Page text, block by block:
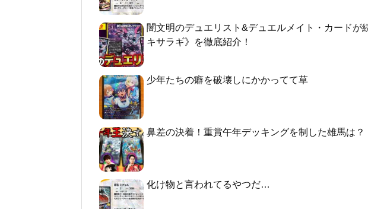
闇文明のデュエリスト&デュエルメイト・カードが
キサラギ》を徹底紹介！
少年たちの癖を破壊しにかかってて草
鼻差の決着！重賞午年デッキングを制した雄馬は？
化け物と言われてるやつだ…